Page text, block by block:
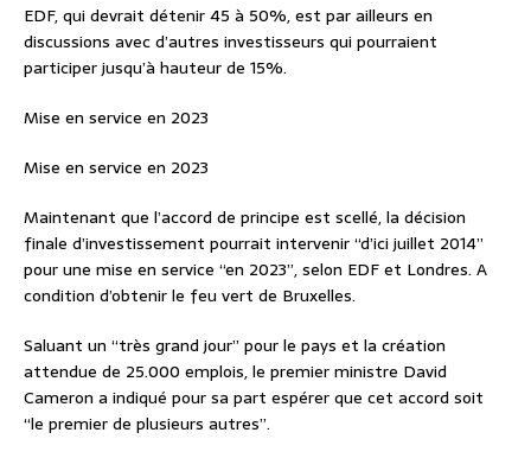
EDF, qui devrait détenir 45 à 50%, est par ailleurs en
discussions avec d’autres investisseurs qui pourraient
participer jusqu’à hauteur de 15%.
Mise en service en 2023
Mise en service en 2023
Maintenant que l’accord de principe est scellé, la décision
finale d’investissement pourrait intervenir “d’ici juillet 2014”
pour une mise en service “en 2023”, selon EDF et Londres. A
condition d’obtenir le feu vert de Bruxelles.
Saluant un “très grand jour” pour le pays et la création
attendue de 25.000 emplois, le premier ministre David
Cameron a indiqué pour sa part espérer que cet accord soit
“le premier de plusieurs autres”.